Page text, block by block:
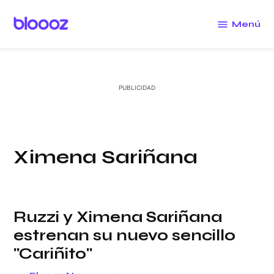
Menú
Ximena Sariñana
Ruzzi y Ximena Sariñana
estrenan su nuevo sencillo
"Cariñito"